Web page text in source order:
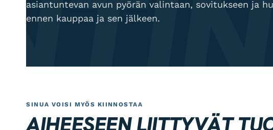
asiantuntevan avun pyörän valintaan, sovitukseen ja
ennen kauppaa ja sen jälkeen.
SINUA VOISI MYÖS KIINNOSTAA
AIHEESEEN LIITTYVÄT